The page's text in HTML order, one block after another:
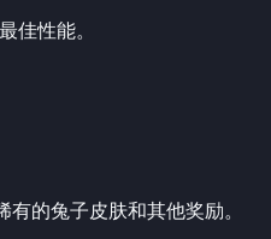
佳性能。
的兔子皮肤和其他奖励。